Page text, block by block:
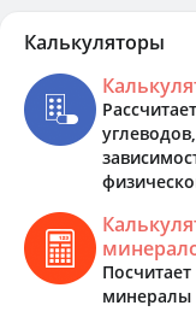
Калькуляторы
минералы